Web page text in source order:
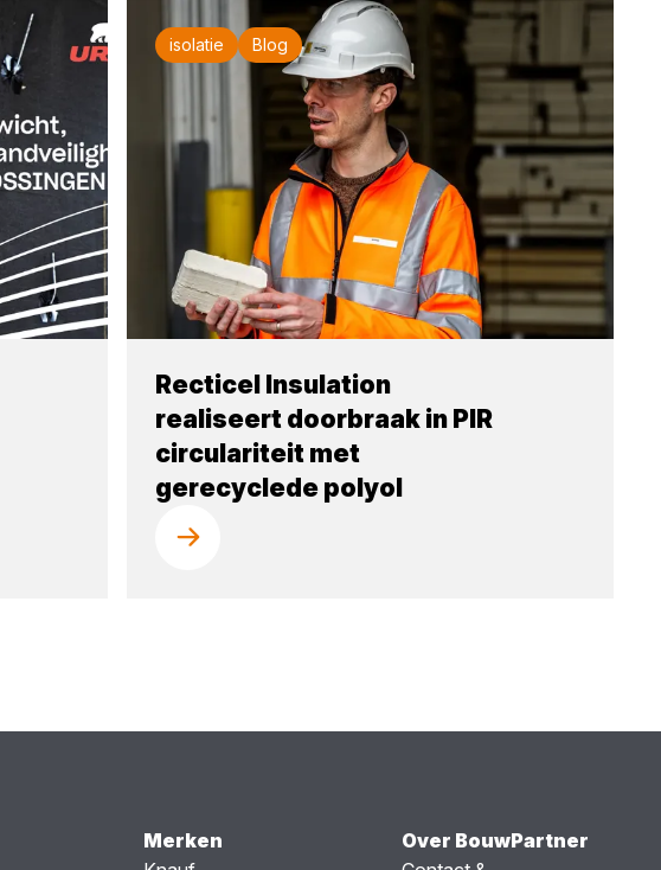
isolatie Blog
Recticel Insulation
realiseert doorbraak in PIR
circulariteit met
gerecyclede polyol
Merken
Over BouwPartner